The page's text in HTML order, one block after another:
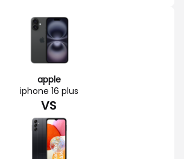
apple
iphone 16 plus
VS